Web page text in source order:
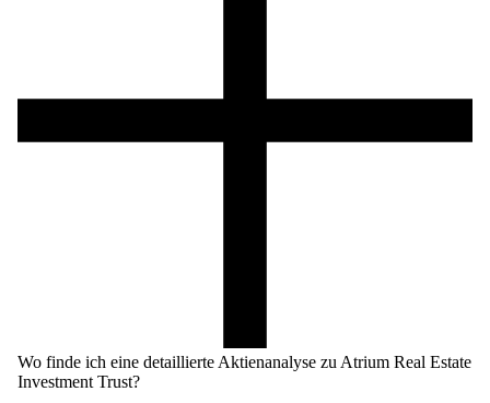
Wo finde ich eine detaillierte Aktienanalyse zu Atrium Real Estate
Investment Trust?